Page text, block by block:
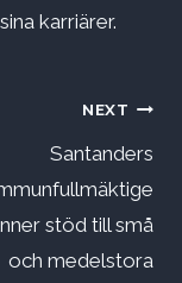
karriärer.
NEXT
Santanders
stöd till små
och medelstora